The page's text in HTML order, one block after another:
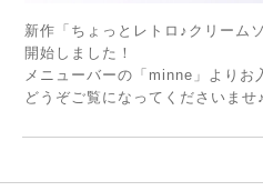
新作「ちょっとレトロ♪クリーム
開始しました！
メニューバーの「minne」よりお
どうぞご覧になってくださいませ♪